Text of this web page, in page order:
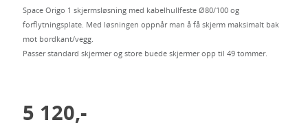
Space Origo 1 skjermsløsning med kabelhullfeste Ø80/100 og
forflytningsplate. Med løsningen oppnår man å få skjerm maksimalt bak
mot bordkant/vegg.
Passer standard skjermer og store buede skjermer opp til 49 tommer.
5 120,-